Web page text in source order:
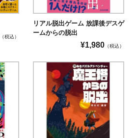
（税込）
リアル脱出ゲーム 放課後デスゲ
ームからの脱出
¥1,980 （税込）